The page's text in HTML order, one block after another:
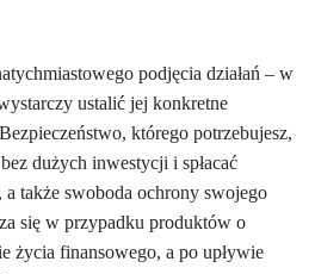
podjęcia działań – w
ustalić jej konkretne
którego potrzebujesz,
dużych inwestycji i spłacać
także swoboda ochrony swojego
się w przypadku produktów o
życia finansowego, a po upływie